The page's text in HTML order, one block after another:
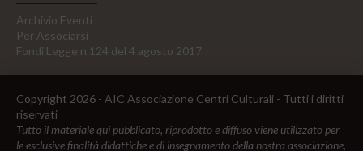
Archivio Eventi
Per Associarsi
Fondi Legge n.124 del 4 agosto 2017
Copyright 2026 - AIC Associazione Centri Culturali - Tutti i diritti
riservati
Tutto il materiale qui pubblicato, riprodotto e diffuso viene utilizzato per
le esclusive finalità didattiche e di insegnamento della nostra associazione,